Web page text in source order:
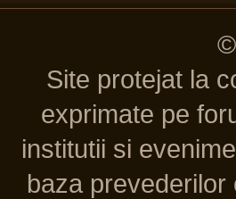
Site protejat la
exprimate pe
institutii si
baza